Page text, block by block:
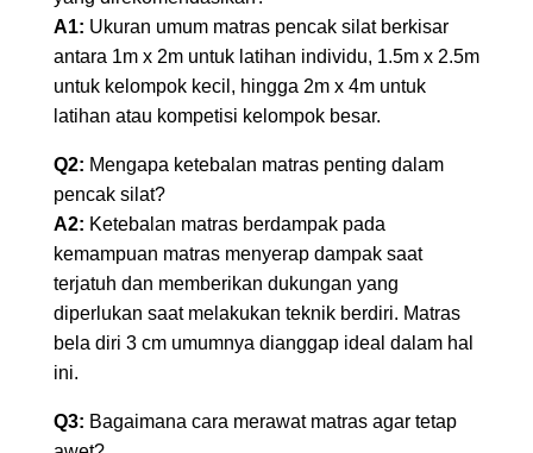
A1: Ukuran umum matras pencak silat berkisar
antara 1m x 2m untuk latihan individu, 1.5m x 2.5m
untuk kelompok kecil, hingga 2m x 4m untuk
latihan atau kompetisi kelompok besar.
Q2: Mengapa ketebalan matras penting dalam
pencak silat?
A2: Ketebalan matras berdampak pada
kemampuan matras menyerap dampak saat
terjatuh dan memberikan dukungan yang
diperlukan saat melakukan teknik berdiri. Matras
bela diri 3 cm umumnya dianggap ideal dalam hal
ini.
Q3: Bagaimana cara merawat matras agar tetap